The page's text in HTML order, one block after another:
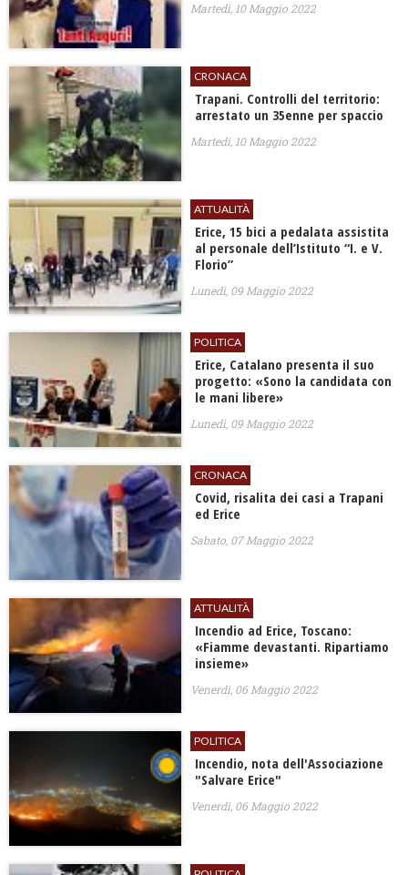
Martedì, 10 Maggio 2022
CRONACA
Trapani. Controlli del territorio:
arrestato un 35enne per spaccio
Martedì, 10 Maggio 2022
ATTUALITÀ
Erice, 15 bici a pedalata assistita
al personale dell’Istituto “I. e V.
Florio”
Lunedì, 09 Maggio 2022
POLITICA
Erice, Catalano presenta il suo
progetto: «Sono la candidata con
le mani libere»
Lunedì, 09 Maggio 2022
CRONACA
Covid, risalita dei casi a Trapani
ed Erice
Sabato, 07 Maggio 2022
ATTUALITÀ
Incendio ad Erice, Toscano:
«Fiamme devastanti. Ripartiamo
insieme»
Venerdì, 06 Maggio 2022
POLITICA
Incendio, nota dell'Associazione
"Salvare Erice"
Venerdì, 06 Maggio 2022